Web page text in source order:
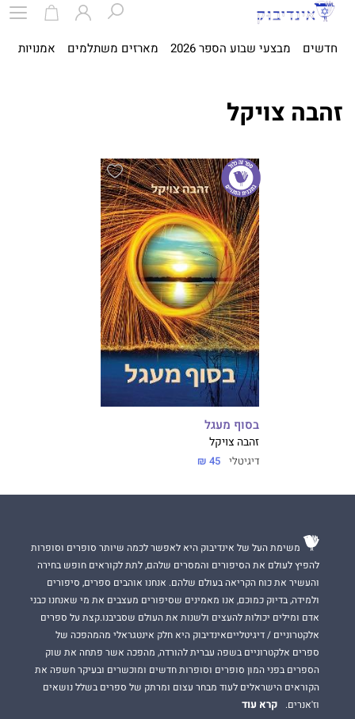
חדשים מבצעי שבוע הספר 2026 מארזים משתלמים אמנויות
זהבה צויקל
בסוף מעגל
זהבה צויקל
דיגיטלי 45 ₪
משימת העל של אינדיבוק היא לאפשר לכמה שיותר סופרים וסופרות
להפיץ לעולם את הסיפורים והמסרים שלהם, לתת לקוראים חופש בחירה
והעשיר את כוח הקריאה בעולם שלהם. אנחנו אוהבים ספרים, סיפורים
ולמידה, בדיוק כמוכם, אנו מאמינים שסיפורים מעצבים את מי שאנחנו כבני
אדם ומילים יכולות להעצים ולשנות את העולם שסביבנו.קצת על ספרים
אלקטרוניים / דיגיטלייםאינדיבוק היא חלק אינטגראלי מהמהפכה של
ספרים אלקטרוניים בשפה עברית להורדה, מהפכה אשר פתחה את שוק
הספרים בפני המון סופרים וסופרות חדשים ומוכשרים ובעיקר חשפה את
הקוראים הישראלים לעוד מבחר עצום ומרתק של ספרים בשלל נושאים
וז'אנרים.
קרא עוד